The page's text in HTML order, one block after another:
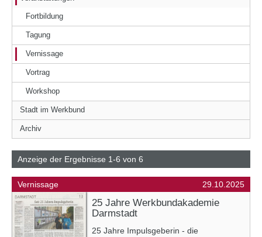
Fortbildung
Tagung
Vernissage
Vortrag
Workshop
Stadt im Werkbund
Archiv
Anzeige der Ergebnisse 1-6 von 6
Vernissage 29.10.2025
25 Jahre Werkbundakademie
Darmstadt
25 Jahre Impulsgeberin - die